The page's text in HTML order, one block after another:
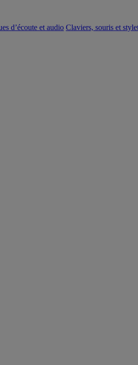
d’écoute et audio Claviers, souris et